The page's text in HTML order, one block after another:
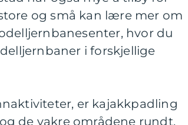
og små kan lære mer om
hvor du
i forskjellige
er kajakkpadling
de vakre områdene rundt.